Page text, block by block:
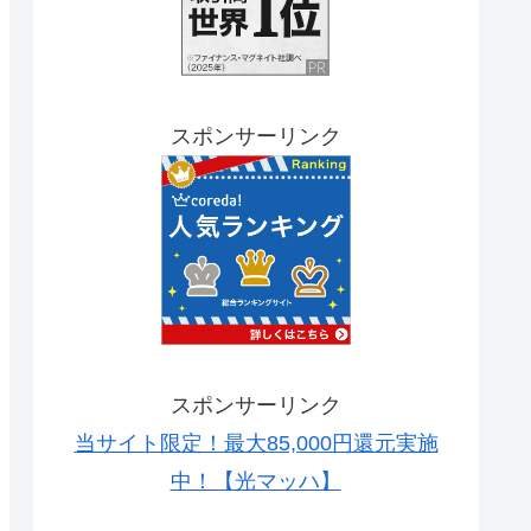
スポンサーリンク
スポンサーリンク
当サイト限定！最大85,000円還元実施
中！【光マッハ】